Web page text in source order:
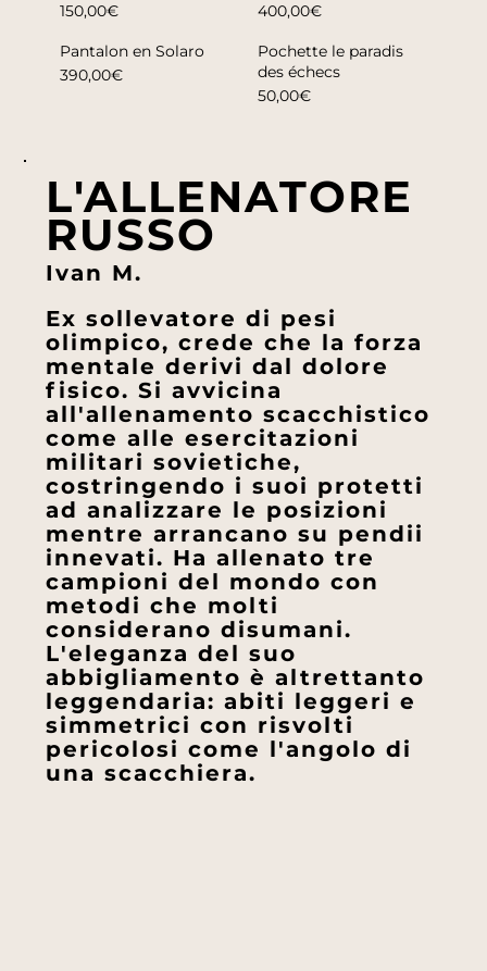
150,00€
400,00€
Pantalon en Solaro
390,00€
Pochette le paradis
des échecs
50,00€
L'ALLENATORE
RUSSO
Ivan M.
Ex sollevatore di pesi
olimpico, crede che la forza
mentale derivi dal dolore
fisico. Si avvicina
all'allenamento scacchistico
come alle esercitazioni
militari sovietiche,
costringendo i suoi protetti
ad analizzare le posizioni
mentre arrancano su pendii
innevati. Ha allenato tre
campioni del mondo con
metodi che molti
considerano disumani.
L'eleganza del suo
abbigliamento è altrettanto
leggendaria: abiti leggeri e
simmetrici con risvolti
pericolosi come l'angolo di
una scacchiera.